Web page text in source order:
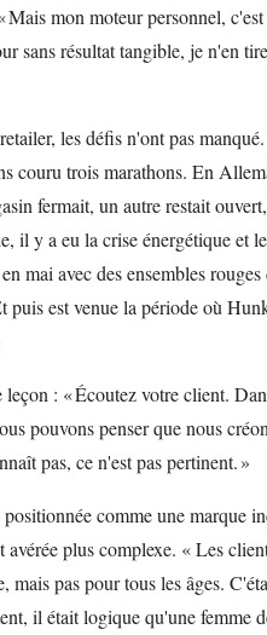
Mais mon moteur personnel,
sans résultat tangible, je n'en
les défis n'ont pas
couru trois marathons. En
fermait, un autre restait
il y a eu la crise énergétique et
mai avec des ensembles
puis est venue la période où
: « Écoutez votre client.
pouvons penser que nous
pas, ce n'est pas pertinent. »
comme une marque
avérée plus complexe. « Les
mais pas pour tous les âges.
il était logique qu'une femme